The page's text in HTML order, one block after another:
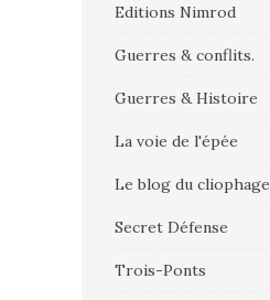
Editions Nimrod
Guerres & conflits.
Guerres & Histoire
La voie de l'épée
Le blog du cliophage
Secret Défense
Trois-Ponts